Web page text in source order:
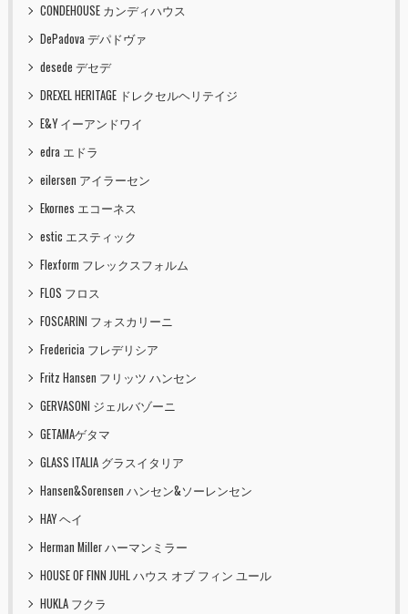
CONDEHOUSE カンディハウス
DePadova デパドヴァ
desede デセデ
DREXEL HERITAGE ドレクセルヘリテイジ
E&Y イーアンドワイ
edra エドラ
eilersen アイラーセン
Ekornes エコーネス
estic エスティック
Flexform フレックスフォルム
FLOS フロス
FOSCARINI フォスカリーニ
Fredericia フレデリシア
Fritz Hansen フリッツ ハンセン
GERVASONI ジェルバゾーニ
GETAMAゲタマ
GLASS ITALIA グラスイタリア
Hansen&Sorensen ハンセン&ソーレンセン
HAY ヘイ
Herman Miller ハーマンミラー
HOUSE OF FINN JUHL ハウス オブ フィン ユール
HUKLA フクラ